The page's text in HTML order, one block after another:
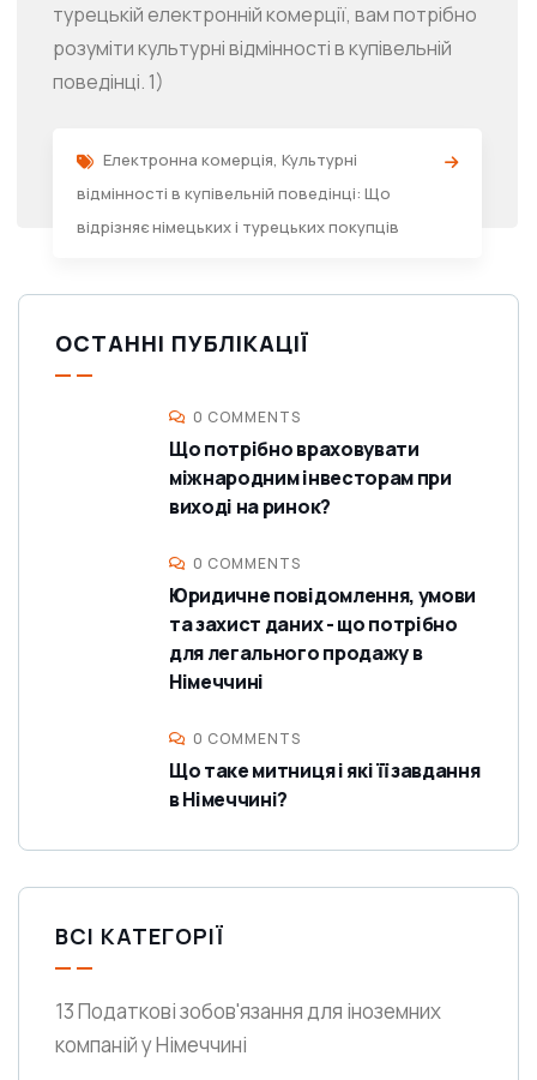
турецькій електронній комерції, вам потрібно
розуміти культурні відмінності в купівельній
поведінці. 1)
Електронна комерція, Культурні
відмінності в купівельній поведінці: Що
відрізняє німецьких і турецьких покупців
ОСТАННІ ПУБЛІКАЦІЇ
0 COMMENTS
Що потрібно враховувати
міжнародним інвесторам при
виході на ринок?
0 COMMENTS
Юридичне повідомлення, умови
та захист даних - що потрібно
для легального продажу в
Німеччині
0 COMMENTS
Що таке митниця і які її завдання
в Німеччині?
ВСІ КАТЕГОРІЇ
13 Податкові зобов'язання для іноземних
компаній у Німеччині